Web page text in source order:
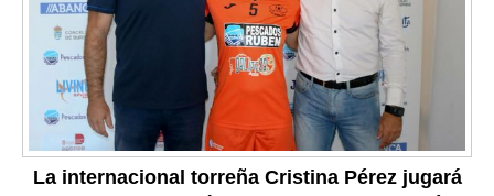
La internacional torreña Cristina Pérez jugará